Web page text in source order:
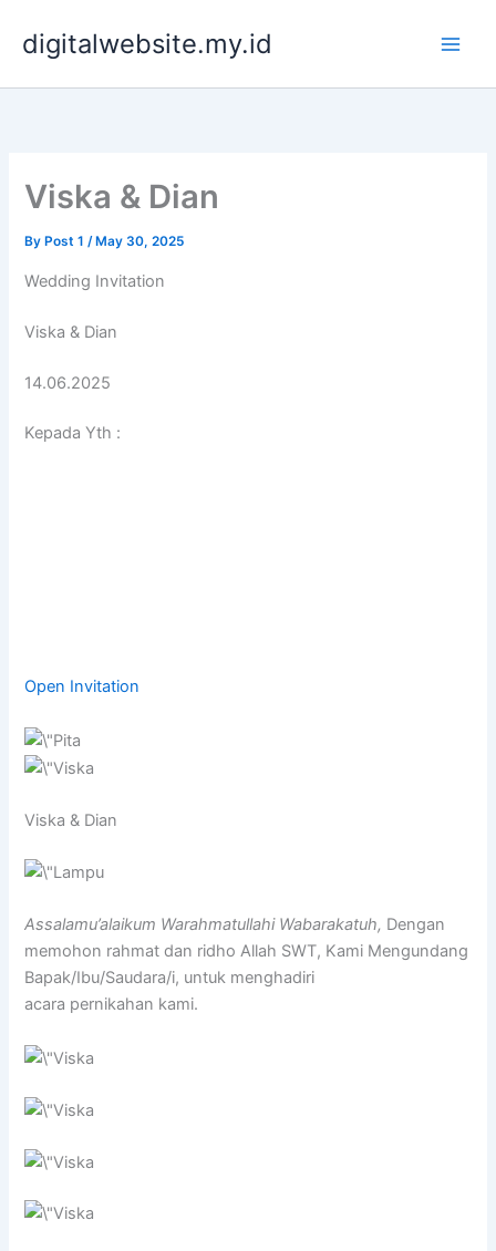
content
digitalwebsite.my.id
Viska & Dian
By Post 1/ May 30, 2025
Wedding Invitation
Viska & Dian
14.06.2025
Kepada Yth :
Open Invitation
Viska & Dian
Assalamu’alaikum Warahmatullahi Wabarakatuh, Dengan
memohon rahmat dan ridho Allah SWT, Kami Mengundang
Bapak/Ibu/Saudara/i, untuk menghadiri
acara pernikahan kami.